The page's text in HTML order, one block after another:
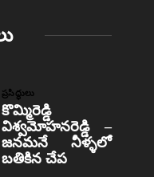
ప్రసిద్ధులు
కొమ్మిరెడ్డి
విశ్వమోహనరెడ్డి –
జనమనే నీళ్ళలో
బతికిన చేప